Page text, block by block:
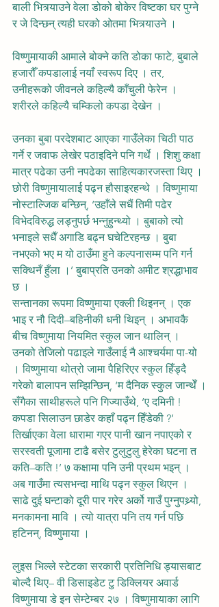
बाली भित्र्याउने वेला डोको बोकेर विष्टका घर पुग्ने
र जे दिन्छन् त्यही घरको ओतमा भित्र्याउने ।
विष्णुमायाकी आमाले बोक्ने कति डोका फाटे, बुबाले
हजारौँ कपडालाई नयाँ स्वरूप दिए । तर,
उनीहरूको जीवनले कहिल्यै काँचुली फेरेन ।
शरीरले कहिल्यै चम्किलो कपडा देखेन ।
उनका बुबा परदेशबाट आएका गाउँलेका चिठी पाठ
गर्ने र जवाफ लेखेर पठाइदिने पनि गर्थे । शिशु कक्षा
मात्र पढेका उनी नपढेका साहित्यकारजस्ता थिए ।
छोरी विष्णुमायालाई पढ्न हौसाइरहन्थे । विष्णुमाया
नोस्टाल्जिक बन्छिन्, ‘उहाँले सधैं तिमी पढेर
विभेदविरुद्ध लड्नुपर्छ भन्नुहुन्थ्यो । बुबाको त्यो
भनाइले सधैँ अगाडि बढ्न घचेटिरहन्छ । बुबा
नभएको भए म यो ठाउँमा हुने कल्पनासम्म पनि गर्न
सक्थिनँ हुँला ।’ बुबाप्रति उनको अमीट श्रद्धाभाव
छ ।
सन्तानका रूपमा विष्णुमाया एक्ली थिइनन् । एक
भाइ र नौ दिदी–बहिनीकी धनी थिइन् । अभावकै
बीच विष्णुमाया नियमित स्कुल जान थालिन् ।
उनको तेजिलो पढाइले गाउँलाई नै आश्चर्यमा पा-यो
। विष्णुमाया थोत्रो जामा पैहिरिएर स्कुल हिँड्दै
गरेको बालापन सम्झिन्छिन्, ‘म दैनिक स्कुल जान्थेँ ।
सँगैका साथीहरूले पनि गिज्याउँथे, ‘ए दमिनी !
कपडा सिलाउन छाडेर कहाँ पढ्न हिँडेकी ?’
तिर्खाएका वेला धारामा गएर पानी खान नपाएको र
सरस्वती पूजामा टाढै बसेर टुलुटुलु हेरेका घटना त
कति–कति !’ ७ कक्षामा पनि उनी प्रथम भइन् ।
अब गाउँमा त्यसभन्दा माथि पढ्न स्कुल थिएन ।
साढे दुई घन्टाको दूरी पार गरेर अर्को गाउँ पुग्नुपथ्र्यो,
मनकामना मावि । त्यो यात्रा पनि तय गर्न पछि
हटिनन्, विष्णुमाया ।
लुइस भिल्ले स्टेटका सरकारी प्रतिनिधि ड्यासबाट
बोल्दै थिए– वी डिसाइडेट टु डिक्लियर अवार्ड
विष्णुमाया डे इन सेम्टेम्बर २७ । विष्णुमायाका लागि